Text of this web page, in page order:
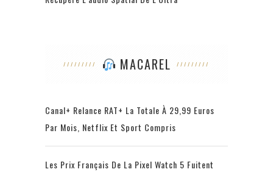
MACAREL
Canal+ Relance RAT+ La Totale À 29,99 Euros
Par Mois, Netflix Et Sport Compris
Les Prix Français De La Pixel Watch 5 Fuitent